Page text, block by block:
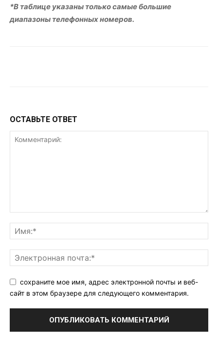
*В таблице указаны только самые большие
диапазоны телефонных номеров.
ОСТАВЬТЕ ОТВЕТ
сохраните мое имя, адрес электронной почты и веб-
сайт в этом браузере для следующего комментария.